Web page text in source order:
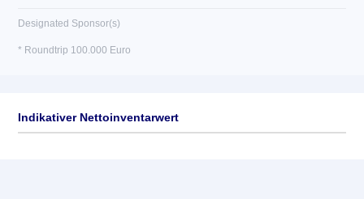
Designated Sponsor(s)
* Roundtrip 100.000 Euro
Indikativer Nettoinventarwert